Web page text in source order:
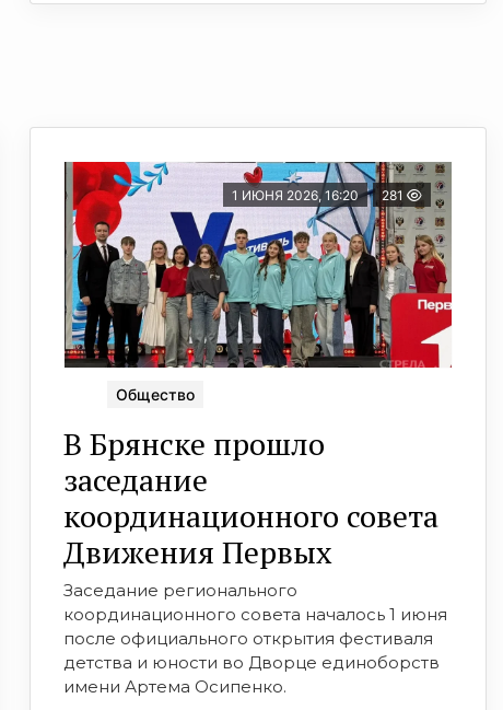
1 ИЮНЯ 2026, 16:20 281
Общество
В Брянске прошло
заседание
координационного совета
Движения Первых
Заседание регионального
координационного совета началось 1 июня
после официального открытия фестиваля
детства и юности во Дворце единоборств
имени Артема Осипенко.